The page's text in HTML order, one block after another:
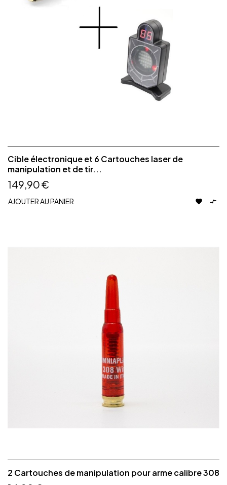
Cible électronique et 6 Cartouches laser de
manipulation et de tir...
149,90 €
AJOUTER AU PANIER  
2 Cartouches de manipulation pour arme calibre 308